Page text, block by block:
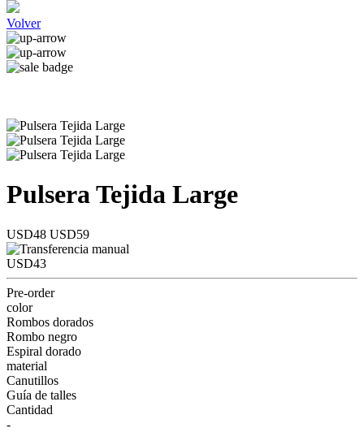
Volver
Pulsera Tejida Large
USD48 USD59
USD43
Pre-order
color
Rombos dorados
Rombo negro
Espiral dorado
material
Canutillos
Guía de talles
Cantidad
-